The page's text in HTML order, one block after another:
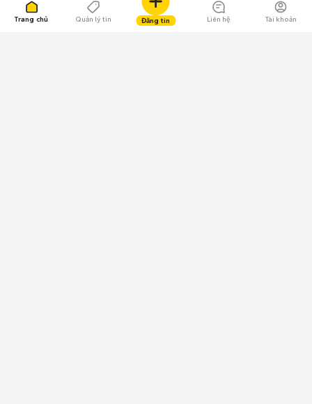
Trang chủ Quản lý tin Đăng tin Liên hệ Tài khoản